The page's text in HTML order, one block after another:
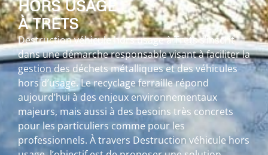
HORS USAGE
À TRETS
Destruction véhicule hors usage à Trets s’inscrit
dans une démarche responsable visant à faciliter la
gestion des déchets métalliques et des véhicules
hors d’usage. Le recyclage ferraille répond
aujourd’hui à des enjeux environnementaux
majeurs, mais aussi à des besoins très concrets
pour les particuliers comme pour les
professionnels. À travers Destruction véhicule hors